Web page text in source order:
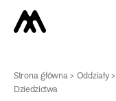
Strona główna>Oddziały>
Dziedzictwa